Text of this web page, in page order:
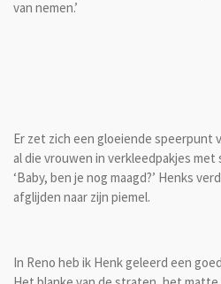
van nemen.’
Er zet zich een gloeiende speerpunt
al die vrouwen in verkleedpakjes
‘Baby, ben je nog maagd?’ Henks
afglijden naar zijn piemel.
In Reno heb ik Henk geleerd een